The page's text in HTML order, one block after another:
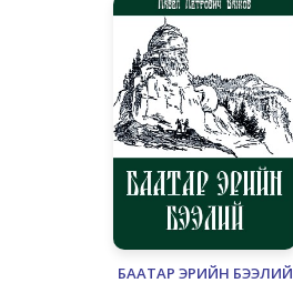
БААТАР ЭРИЙН БЭЭЛИЙ